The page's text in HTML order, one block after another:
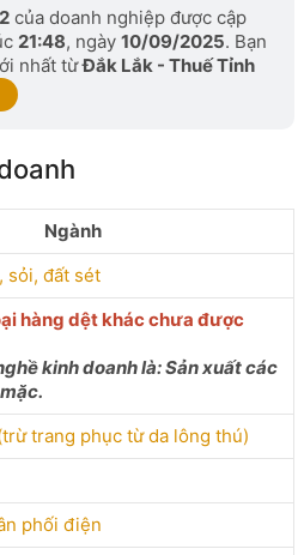
của doanh nghiệp được cập
21:48, ngày 10/09/2025. Bạn
nhất từĐắk Lắk - Thuế Tỉnh
Ngành
sỏi, đất sét
hàng dệt khác chưa được
kinh doanh là: Sản xuất các
trang phục từ da lông thú)
phối điện